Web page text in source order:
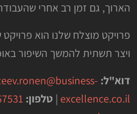
הארוך, גם זמן רב אחרי
פרויקט מוצלח שלנו הוא
ויצר תשתית להמשך השיפור
דוא"ל:
excellence.co.il
| טלפון: